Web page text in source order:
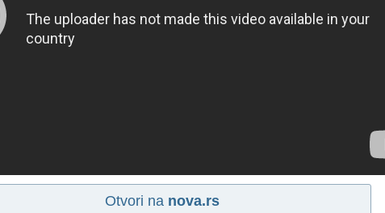
Otvori na nova.rs